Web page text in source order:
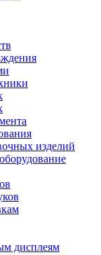
изделий
дисплеям